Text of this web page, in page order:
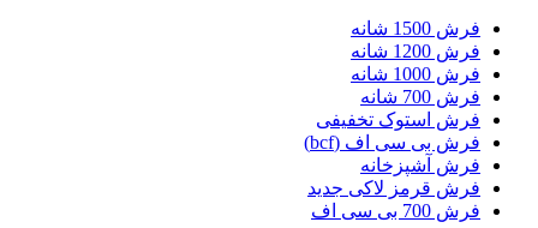
فرش 1500 شانه
فرش 1200 شانه
فرش 1000 شانه
فرش 700 شانه
فرش استوک تخفیفی
فرش بی سی اف (bcf)
فرش آشپزخانه
فرش قرمز لاکی جدید
فرش 700 بی سی اف